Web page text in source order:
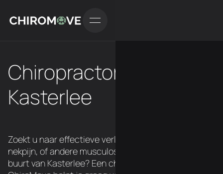
Chiropractor in
Kasterlee
Zoekt u naar effectieve verlichting van rugpijn,
nekpijn, of andere musculoskeletale klachten in de
buurt van Kasterlee? Een chiropractor van